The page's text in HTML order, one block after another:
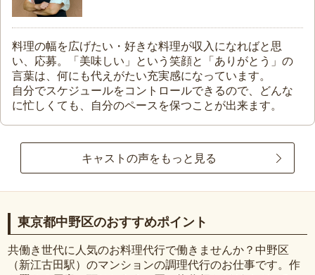
料理の幅を広げたい・好きな料理が収入になればと思
い、応募。「美味しい」という笑顔と「ありがとう」の
言葉は、何にも代えがたい充実感になっています。
自分でスケジュールをコントロールできるので、どんな
に忙しくても、自分のペースを保つことが出来ます。
キャストの声をもっと見る
東京都中野区のおすすめポイント
共働き世代に人気のお料理代行で働きませんか？中野区
（新江古田駅）のマンションの調理代行のお仕事です。作